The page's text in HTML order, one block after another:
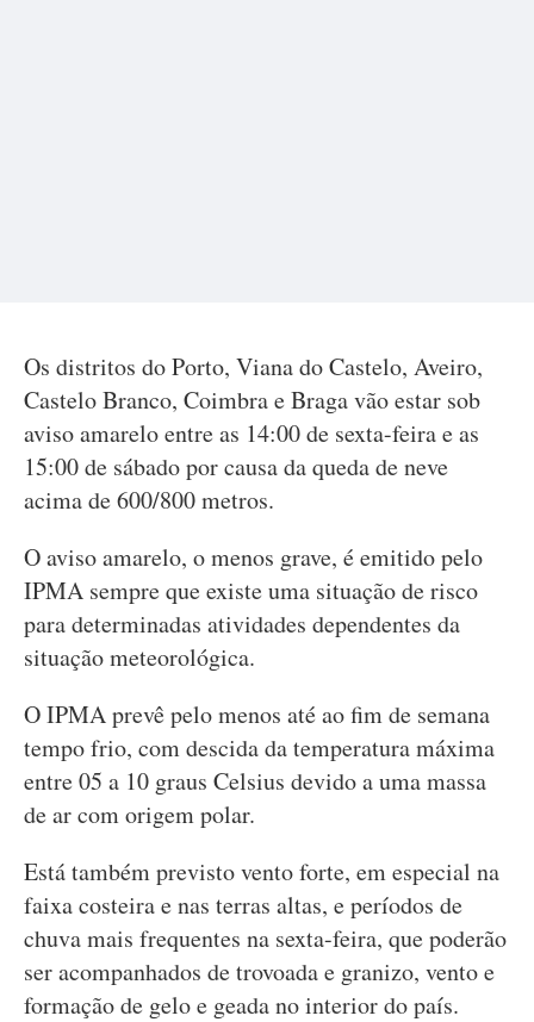
Os distritos do Porto, Viana do Castelo, Aveiro,
Castelo Branco, Coimbra e Braga vão estar sob
aviso amarelo entre as 14:00 de sexta-feira e as
15:00 de sábado por causa da queda de neve
acima de 600/800 metros.
O aviso amarelo, o menos grave, é emitido pelo
IPMA sempre que existe uma situação de risco
para determinadas atividades dependentes da
situação meteorológica.
O IPMA prevê pelo menos até ao fim de semana
tempo frio, com descida da temperatura máxima
entre 05 a 10 graus Celsius devido a uma massa
de ar com origem polar.
Está também previsto vento forte, em especial na
faixa costeira e nas terras altas, e períodos de
chuva mais frequentes na sexta-feira, que poderão
ser acompanhados de trovoada e granizo, vento e
formação de gelo e geada no interior do país.